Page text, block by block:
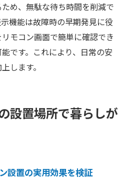
め、無駄な待ち時間を削減で
機能は故障時の早期発見に役
モコン画面で簡単に確認でき
です。これにより、日常の安
します。
設置場所で暮らしが
設置の実用効果を検証